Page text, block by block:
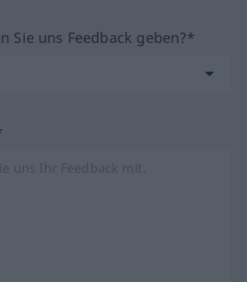
Sie uns Feedback geben?*